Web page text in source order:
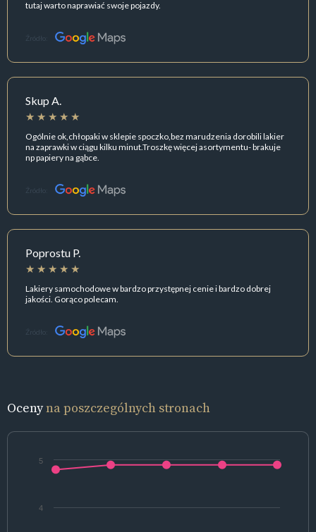
tutaj warto naprawiać swoje pojazdy.
Źródło:
Skup A.
Ogólnie ok,chłopaki w sklepie spoczko,bez marudzenia dorobili lakier
na zaprawki w ciągu kilku minut.Troszkę więcej asortymentu- brakuje
np papiery na gąbce.
Źródło:
Poprostu P.
Lakiery samochodowe w bardzo przystępnej cenie i bardzo dobrej
jakości. Gorąco polecam.
Źródło:
Ocenyna poszczególnych stronach
4
5